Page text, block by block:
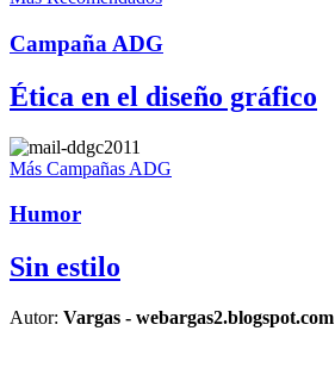
Campaña ADG
Ética en el diseño gráfico
Más Campañas ADG
Humor
Sin estilo
Autor: Vargas - webargas2.blogspot.com